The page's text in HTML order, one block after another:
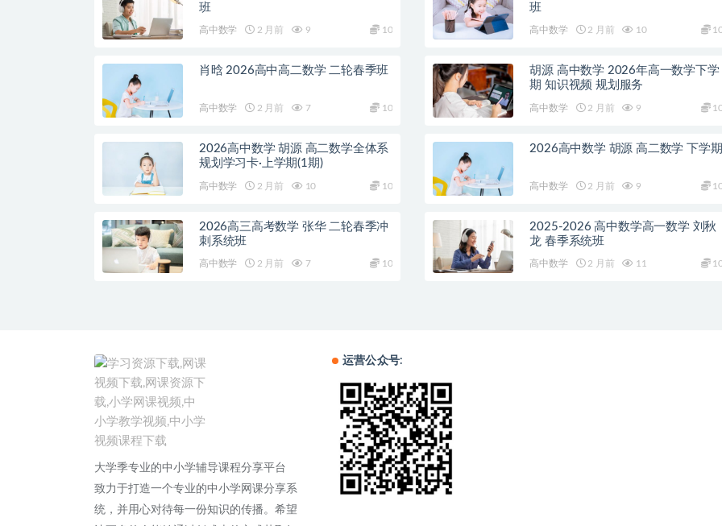
班
高中数学 2 月前 9 10
班
高中数学 2 月前 10
肖晗 2026高中高二数学 二轮春季班
高中数学 2 月前 7 10
胡源 高中数学 2026年高一数学下学
期 知识视频 规划服务
高中数学 2 月前 9
2026高中数学 胡源 高二数学全体系
规划学习卡·上学期(1期)
高中数学 2 月前 10 10
2026高中数学 胡源 高二数学 下学期
高中数学 2 月前 9
2026高三高考数学 张华 二轮春季冲
刺系统班
高中数学 2 月前 7 10
2025-2026 高中数学高一数学 刘秋
龙 春季系统班
高中数学 2 月前 11
大学季专业的中小学辅导课程分享平台
致力于打造一个专业的中小学网课分享系
统，并用心对待每一份知识的传播。希望
运营公众号: